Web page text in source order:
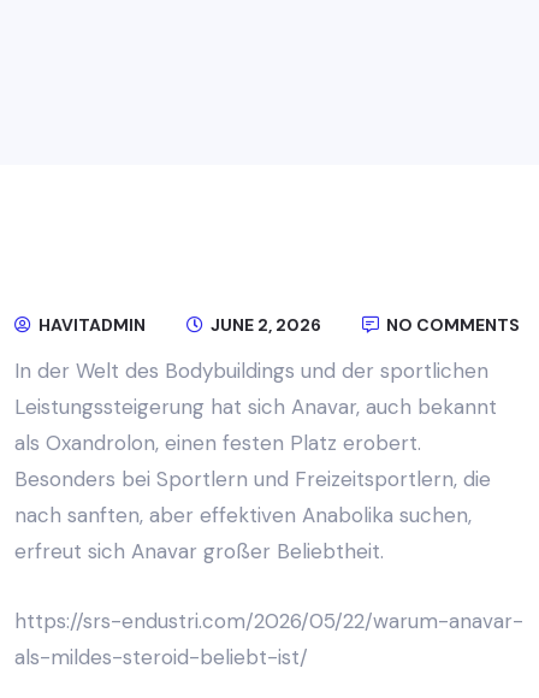
HAVITADMIN JUNE 2, 2026 NO COMMENTS
In der Welt des Bodybuildings und der sportlichen
Leistungssteigerung hat sich Anavar, auch bekannt
als Oxandrolon, einen festen Platz erobert.
Besonders bei Sportlern und Freizeitsportlern, die
nach sanften, aber effektiven Anabolika suchen,
erfreut sich Anavar großer Beliebtheit.
https://srs-endustri.com/2026/05/22/warum-anavar-
als-mildes-steroid-beliebt-ist/